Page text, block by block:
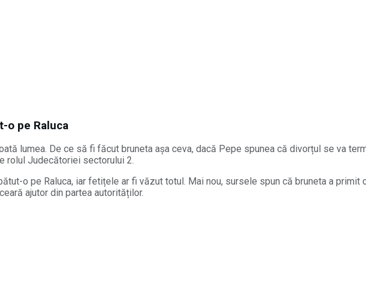
o pe Raluca
lumea. De ce să fi făcut bruneta așa ceva, dacă Pepe spunea că divorțul se va
rolul Judecătoriei sectorului 2.
o pe Raluca, iar fetițele ar fi văzut totul. Mai nou, sursele spun că bruneta a primit
ajutor din partea autorităților.